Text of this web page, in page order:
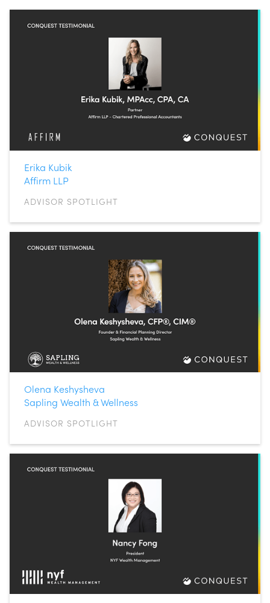
Erika Kubik
Affirm LLP
ADVISOR SPOTLIGHT
Olena Keshysheva
Sapling Wealth & Wellness
ADVISOR SPOTLIGHT